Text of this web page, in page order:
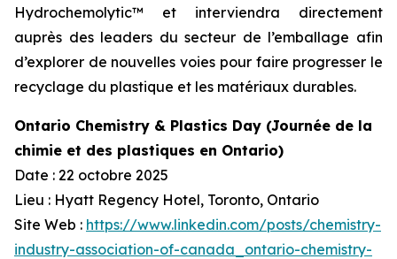
Hydrochemolytic™ et interviendra directement
auprès des leaders du secteur de l’emballage afin
d’explorer de nouvelles voies pour faire progresser le
recyclage du plastique et les matériaux durables.
Ontario Chemistry & Plastics Day (Journée de la
chimie et des plastiques en Ontario)
Date : 22 octobre 2025
Lieu : Hyatt Regency Hotel, Toronto, Ontario
Site Web : https://www.linkedin.com/posts/chemistry-
industry-association-of-canada_ontario-chemistry-